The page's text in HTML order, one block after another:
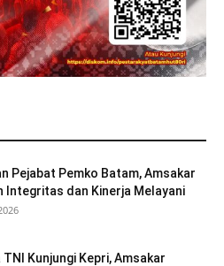
Pejabat Pemko Batam, Amsakar
Integritas dan Kinerja Melayani
TNI Kunjungi Kepri, Amsakar